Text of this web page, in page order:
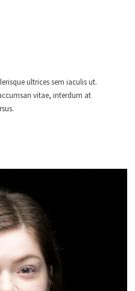
ultrices sem iaculis ut.
vitae, interdum at